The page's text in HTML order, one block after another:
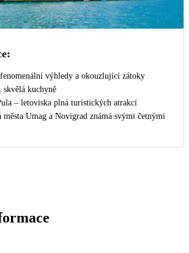
fenomenální výhledy a okouzlující zátoky
skvělá kuchyně
– letoviska plná turistických atrakcí
města Umag a Novigrad známá svými četnými